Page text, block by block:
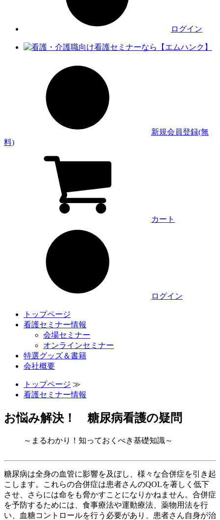
ログイン
新規会員登録(無
料)
カート
ログイン
トップページ
看護セミナー情報
会場セミナー
オンラインセミナー
特選グッズ＆書籍
会社概要
トップページ ≫
看護セミナー情報
お悩み解決！ 糖尿病看護の疑問
～まるわかり！知っておくべき基礎知識～
糖尿病は全身の血管に影響を及ぼし、様々な合併症を引き起
こします。これらの合併症は患者さんのQOLを著しく低下
させ、さらには命をも脅かすことになりかねません。合併症
を予防するためには、食事療法や運動療法、薬物用法を行
い、血糖コントロールを行う必要があり、患者さん自身が治